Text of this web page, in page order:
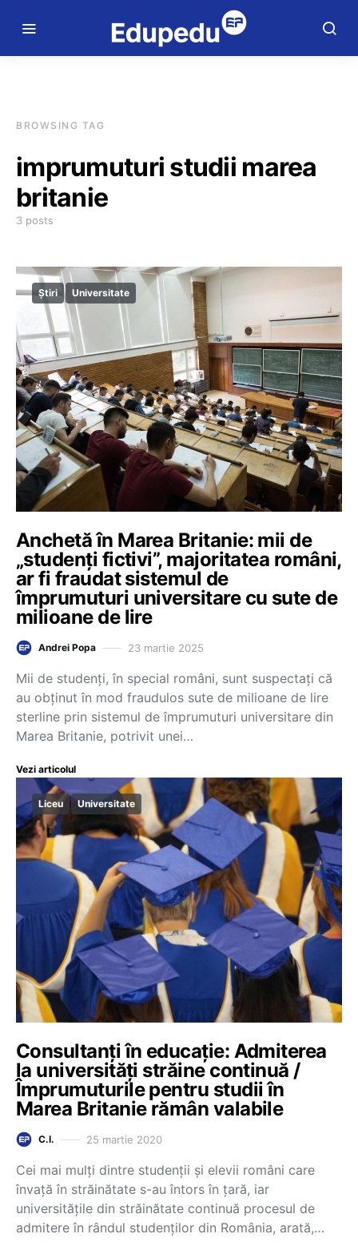
BROWSING TAG
imprumuturi studii marea
britanie
3 posts
Știri Universitate
Anchetă în Marea Britanie: mii de
„studenți fictivi”, majoritatea români,
ar fi fraudat sistemul de
împrumuturi universitare cu sute de
milioane de lire
Andrei Popa 23 martie 2025
Mii de studenți, în special români, sunt suspectați că
au obținut în mod fraudulos sute de milioane de lire
sterline prin sistemul de împrumuturi universitare din
Marea Britanie, potrivit unei…
Vezi articolul
Liceu Universitate
Consultanți în educație: Admiterea
la universități străine continuă /
Împrumuturile pentru studii în
Marea Britanie rămân valabile
C.I. 25 martie 2020
Cei mai mulți dintre studenții și elevii români care
învață în străinătate s-au întors în țară, iar
universitățile din străinătate continuă procesul de
admitere în rândul studenților din România, arată,…